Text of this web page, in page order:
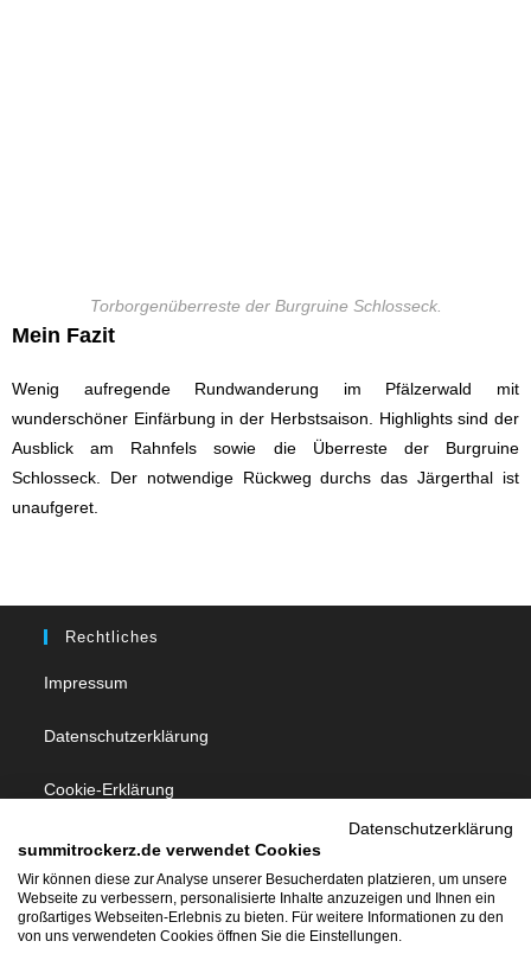
Torborgenüberreste der Burgruine Schlosseck.
Mein Fazit
Wenig aufregende Rundwanderung im Pfälzerwald mit
wunderschöner Einfärbung in der Herbstsaison. Highlights sind der
Ausblick am Rahnfels sowie die Überreste der Burgruine
Schlosseck. Der notwendige Rückweg durchs das Järgerthal ist
unaufgeret.
Rechtliches
Impressum
Datenschutzerklärung
Cookie-Erklärung
Follow Us
Datenschutzerklärung
summitrockerz.de verwendet Cookies
Wir können diese zur Analyse unserer Besucherdaten platzieren, um unsere
Webseite zu verbessern, personalisierte Inhalte anzuzeigen und Ihnen ein
großartiges Webseiten-Erlebnis zu bieten. Für weitere Informationen zu den
von uns verwendeten Cookies öffnen Sie die Einstellungen.